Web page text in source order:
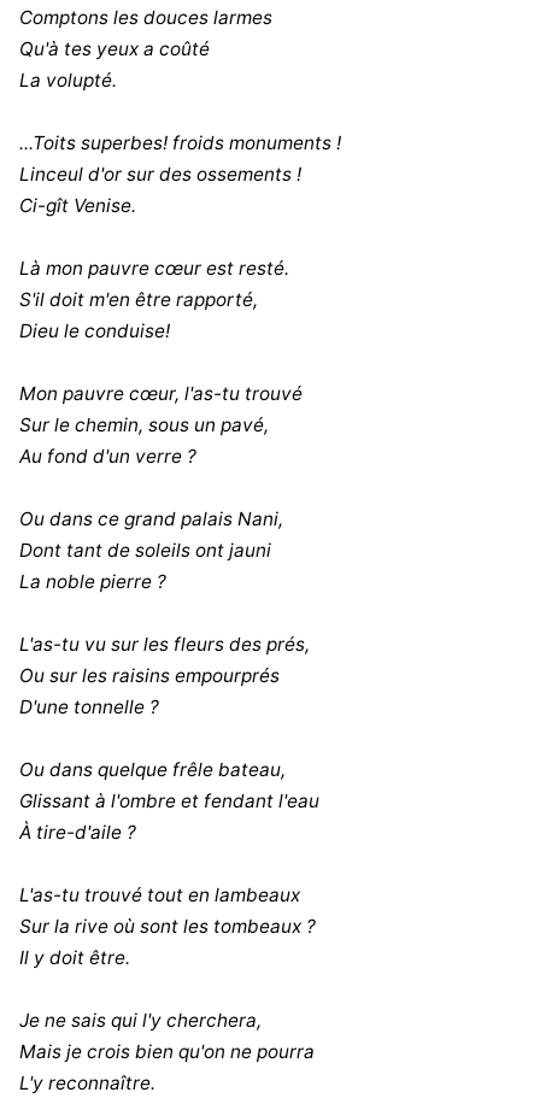
Comptons les douces larmes
Qu'à tes yeux a coûté
La volupté.
...Toits superbes! froids monuments !
Linceul d'or sur des ossements !
Ci-gît Venise.
Là mon pauvre cœur est resté.
S'il doit m'en être rapporté,
Dieu le conduise!
Mon pauvre cœur, l'as-tu trouvé
Sur le chemin, sous un pavé,
Au fond d'un verre ?
Ou dans ce grand palais Nani,
Dont tant de soleils ont jauni
La noble pierre ?
L'as-tu vu sur les fleurs des prés,
Ou sur les raisins empourprés
D'une tonnelle ?
Ou dans quelque frêle bateau,
Glissant à l'ombre et fendant l'eau
À tire-d'aile ?
L'as-tu trouvé tout en lambeaux
Sur la rive où sont les tombeaux ?
Il y doit être.
Je ne sais qui l'y cherchera,
Mais je crois bien qu'on ne pourra
L'y reconnaître.